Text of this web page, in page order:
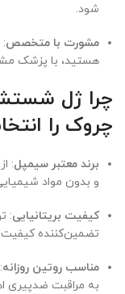
شود.
مشورت با متخصص
هستید، با پزشک
چرا ژل
چروک را
برند معتبر سیمپل
و بدون مواد
کیفیت بریتانیایی
تضمین‌کننده کیفیت
مناسب روتین روزانه
به مراقبت ضدپیری